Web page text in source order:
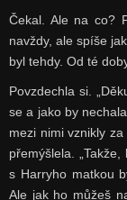
Čekal. Ale na co?
navždy, ale spíše
byl tehdy. Od té
Povzdechla si.
se a jako by
mezi nimi vznikly
přemýšlela.
s Harryho matkou
Ale jak ho můžeš